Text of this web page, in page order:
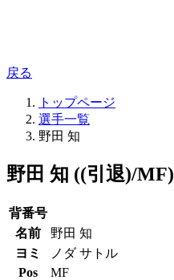
戻る
トップページ
選手一覧
野田 知
野田 知 ((引退)/MF)
背番号
名前
野田 知
ヨミ
ノダ サトル
Pos
MF